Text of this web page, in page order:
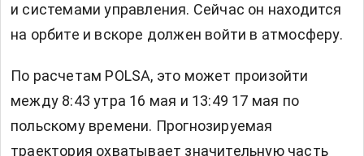
и системами управления. Сейчас он находится
на орбите и вскоре должен войти в атмосферу.
По расчетам POLSA, это может произойти
между 8:43 утра 16 мая и 13:49 17 мая по
польскому времени. Прогнозируемая
траектория охватывает значительную часть